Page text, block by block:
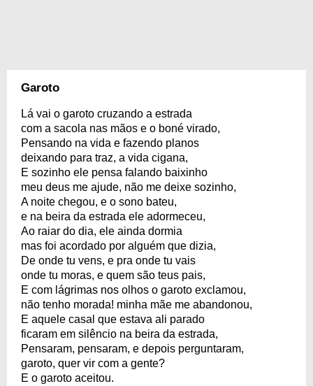
Garoto
Lá vai o garoto cruzando a estrada
com a sacola nas mãos e o boné virado,
Pensando na vida e fazendo planos
deixando para traz, a vida cigana,
E sozinho ele pensa falando baixinho
meu deus me ajude, não me deixe sozinho,
A noite chegou, e o sono bateu,
e na beira da estrada ele adormeceu,
Ao raiar do dia, ele ainda dormia
mas foi acordado por alguém que dizia,
De onde tu vens, e pra onde tu vais
onde tu moras, e quem são teus pais,
E com lágrimas nos olhos o garoto exclamou,
não tenho morada! minha mãe me abandonou,
E aquele casal que estava ali parado
ficaram em silêncio na beira da estrada,
Pensaram, pensaram, e depois perguntaram,
garoto, quer vir com a gente?
E o garoto aceitou.